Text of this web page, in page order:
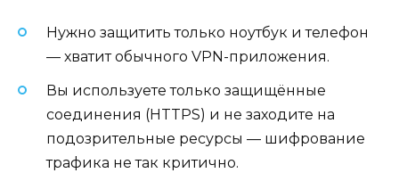
Нужно защитить только ноутбук и телефон
— хватит обычного VPN-приложения.
Вы используете только защищённые
соединения (HTTPS) и не заходите на
подозрительные ресурсы — шифрование
трафика не так критично.